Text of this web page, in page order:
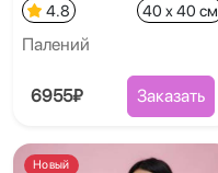
4.8 40 x 40 см
Палений
6955₽ Заказать
Новый